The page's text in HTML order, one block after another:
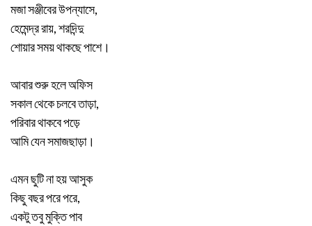
মজা সঞ্জীবের উপন্যাসে,
হেমেন্দ্র রায়, শরদিন্দু
শোয়ার সময় থাকছে পাশে।
আবার শুরু হলে অফিস
সকাল থেকে চলবে তাড়া,
পরিবার থাকবে পড়ে
আমি যেন সমাজছাড়া।
এমন ছুটি না হয় আসুক
কিছু বছর পরে পরে,
একটু তবু মুক্তি পাব